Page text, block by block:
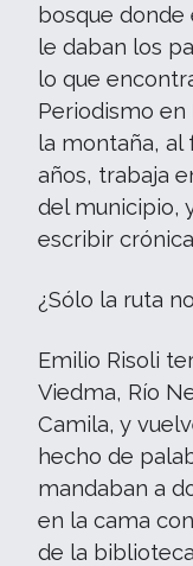
bosque donde
le daban los
lo que
Periodismo en
la montaña, al
años, trabaja
del municipio,
escribir
¿Sólo la ruta
Emilio Risoli
Viedma, Río
Camila, y
hecho de
mandaban a
en la cama
de la